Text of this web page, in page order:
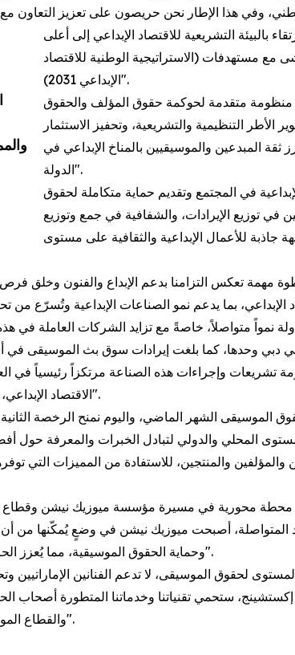
وفي هذا الإطار نحن حريصون على تعزيز
بالبيئة التشريعية للاقتصاد الإبداعي إلى أعلى
مع مستهدفات (الاستراتيجية الوطنية للاقتصاد
الإبداعي 2031)".
منظومة متقدمة لحوكمة حقوق المؤلف والحقوق
التنظيمية والتشريعية، وتحفيز الاستثمار
المبدعين والموسيقيين بالمناخ الإبداعي في
الدولة".
في المجتمع وتقديم حماية متكاملة لحقوق
في توزيع الإيرادات، والشفافية في جمع وتوزيع
للأعمال الإبداعية والثقافية على مستوى
تعكس التزامنا بدعم الإبداع والفنون وخلق فرص
متواصلاً، خاصةً مع تزايد الشركات العاملة في
دولار بحلول 2030، لذلك يعد تطوير منظومة تشريعات وإجراءات هذه الصناعة
الاقتصاد الإبداعي، وتعزيز ثقافة الابتكار في المجالات الفنية".
الموسيقى الشهر الماضي، واليوم نمنح الرخصة
المحلي والدولي لتبادل الخبرات والمعرفة حول
والمنتجين، للاستفادة من المميزات التي
محطة محورية في مسيرة مؤسسة ميوزيك نيشن وقطاع
المتواصلة، أصبحت ميوزيك نيشن في وضعٍ يُمكّنها من
وحماية الحقوق الموسيقية، مما يُعزز الحراك الإبداعي النابض بالحياة في الإمارات".
لحقوق الموسيقى، لا تدعم الفنانين
ستحمي تقنياتنا وخدماتنا المتطورة أصحاب
والقطاع الموسيقي في دولة الإمارات إلى آفاق جديدة".